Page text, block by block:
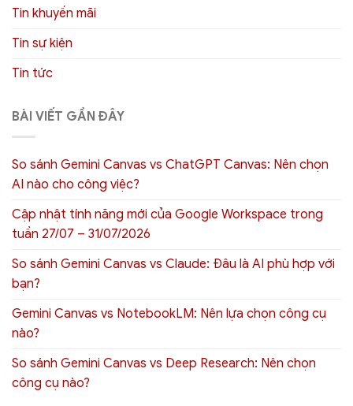
Tin khuyến mãi
Tin sự kiện
Tin tức
BÀI VIẾT GẦN ĐÂY
So sánh Gemini Canvas vs ChatGPT Canvas: Nên chọn
AI nào cho công việc?
Cập nhật tính năng mới của Google Workspace trong
tuần 27/07 – 31/07/2026
So sánh Gemini Canvas vs Claude: Đâu là AI phù hợp với
bạn?
Gemini Canvas vs NotebookLM: Nên lựa chọn công cụ
nào?
So sánh Gemini Canvas vs Deep Research: Nên chọn
công cụ nào?